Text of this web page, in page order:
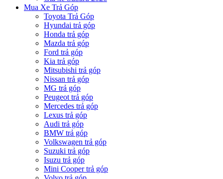
Mua Xe Trả Góp
Toyota Trả Góp
Hyundai trả góp
Honda trả góp
Mazda trả góp
Ford trả góp
Kia trả góp
Mitsubishi trả góp
Nissan trả góp
MG trả góp
Peugeot trả góp
Mercedes trả góp
Lexus trả góp
Audi trả góp
BMW trả góp
Volkswagen trả góp
Suzuki trả góp
Isuzu trả góp
Mini Cooper trả góp